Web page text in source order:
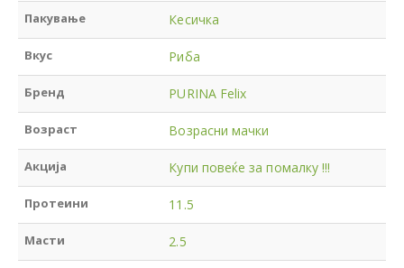
Пакување Кесичка
Вкус Риба
Бренд PURINA Felix
Возраст Возрасни мачки
Акција Купи повеќе за помалку !!!
Протеини 11.5
Масти 2.5